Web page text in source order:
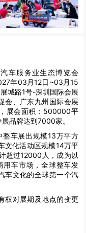
车服务业生态博览会
年03月12日~03月15
城路1号-深圳国际会展
会、广东九州国际会展
展会面积：500000平
品牌达到7000家。
车展出规模13万平方
文化活动区规模14万平
超过12000人，成为以
用车市场，全球整车发
车文化的全球第一个汽
权对展期及地点的变更